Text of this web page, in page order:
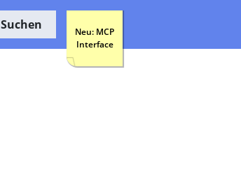
Suchen
Neu: MCP
Interface